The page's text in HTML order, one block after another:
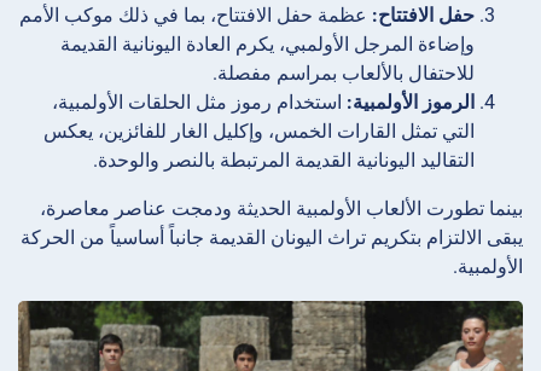
حفل الافتتاح: عظمة حفل الافتتاح، بما في ذلك موكب الأمم
وإضاءة المرجل الأولمبي، يكرم العادة اليونانية القديمة
للاحتفال بالألعاب بمراسم مفصلة.
الرموز الأولمبية: استخدام رموز مثل الحلقات الأولمبية،
التي تمثل القارات الخمس، وإكليل الغار للفائزين، يعكس
التقاليد اليونانية القديمة المرتبطة بالنصر والوحدة.
بينما تطورت الألعاب الأولمبية الحديثة ودمجت عناصر معاصرة،
يبقى الالتزام بتكريم تراث اليونان القديمة جانباً أساسياً من الحركة
الأولمبية.